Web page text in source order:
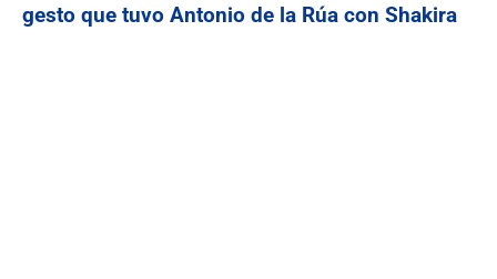
gesto que tuvo Antonio de la Rúa con Shakira